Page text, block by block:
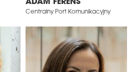
ADAM FERENS
Centralny Port Komunikacyjny